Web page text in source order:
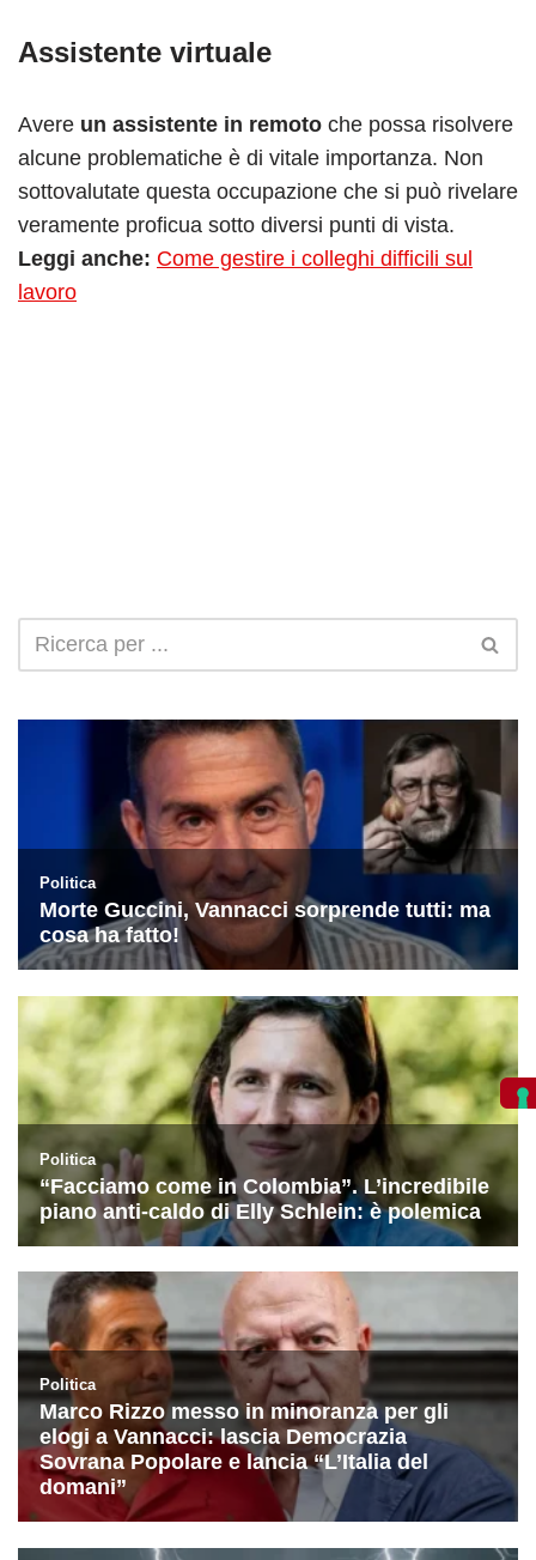
Assistente virtuale
Avere un assistente in remoto che possa risolvere
alcune problematiche è di vitale importanza. Non
sottovalutate questa occupazione che si può rivelare
veramente proficua sotto diversi punti di vista.
Leggi anche: Come gestire i colleghi difficili sul
lavoro